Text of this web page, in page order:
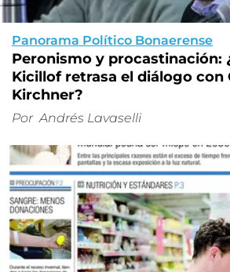
Panorama Político Bonaerense
Peronismo y procastinación:
Kicillof retrasa el diálogo con
Kirchner?
Por Andrés Lavaselli